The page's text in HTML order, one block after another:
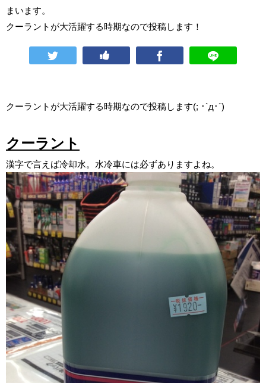
まいます。
クーラントが大活躍する時期なので投稿します！
クーラントが大活躍する時期なので投稿します(; ･`д･´)
クーラント
漢字で言えば冷却水。水冷車には必ずありますよね。